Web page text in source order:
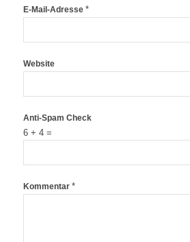
E-Mail-Adresse *
Website
Anti-Spam Check
6 + 4 =
Kommentar *